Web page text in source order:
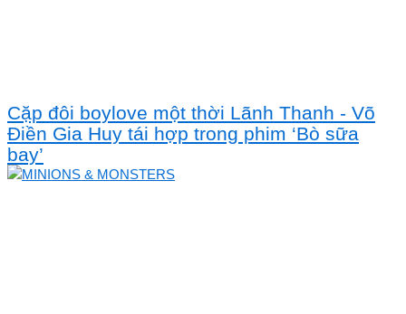
Cặp đôi boylove một thời Lãnh Thanh - Võ
Điền Gia Huy tái hợp trong phim ‘Bò sữa
bay’